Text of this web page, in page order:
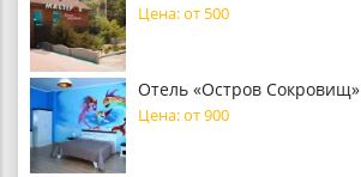
Цена: от 500
Отель «Остров Сокровищ»
Цена: от 900